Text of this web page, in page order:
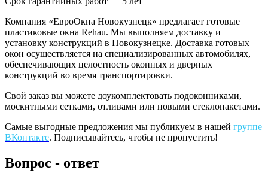
Компания «ЕвроОкна Новокузнецк» предлагает готовые
пластиковые окна Rehau. Мы выполняем доставку и
установку конструкций в Новокузнецке. Доставка готовых
окон осуществляется на специализированных автомобилях,
обеспечивающих целостность оконных и дверных
конструкций во время транспортировки.
Свой заказ вы можете доукомплектовать подоконниками,
москитными сетками, отливами или новыми стеклопакетами.
Самые выгодные предложения мы публикуем в нашей группе
ВКонтакте. Подписывайтесь, чтобы не пропустить!
Вопрос - ответ